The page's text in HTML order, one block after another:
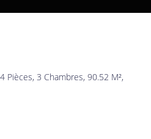
3 Chambres, 90.52 M²,